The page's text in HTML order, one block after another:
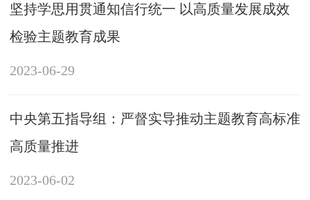
坚持学思用贯通知信行统一 以高质量发展成效
检验主题教育成果
2023-06-29
中央第五指导组：严督实导推动主题教育高标准
高质量推进
2023-06-02